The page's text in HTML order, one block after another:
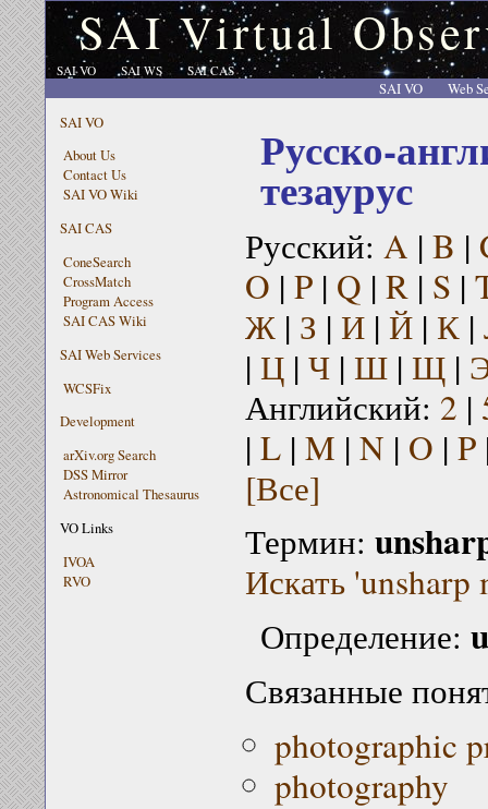
SAI Virtual
SAI VO SAI WS SAI CAS
SAI VO
Web
SAI VO
About Us
Contact Us
SAI VO Wiki
SAI CAS
ConeSearch
CrossMatch
Program Access
SAI CAS Wiki
SAI Web Services
WCSFix
Development
arXiv.org Search
DSS Mirror
Astronomical Thesaurus
VO Links
IVOA
RVO
Русско-
тезаурус
Русский: A | B |
O | P| Q | R| S |
Ж| З | И| Й| К|
| Ц| Ч| Ш| Щ|
Английский: 2 |
| L| M | N | O | P
[Все]
Термин:
Искать
Определение:
Связанные
photographic
photography